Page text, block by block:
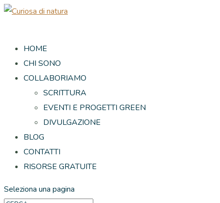
HOME
CHI SONO
COLLABORIAMO
SCRITTURA
EVENTI E PROGETTI GREEN
DIVULGAZIONE
BLOG
CONTATTI
RISORSE GRATUITE
Seleziona una pagina